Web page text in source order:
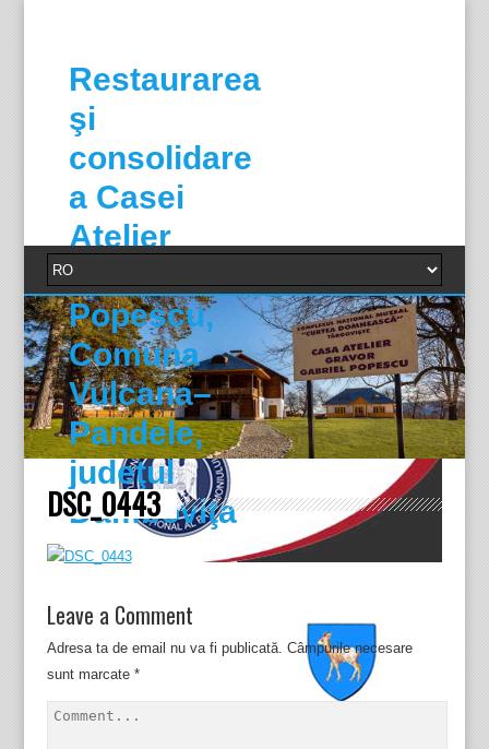
Restaurarea
şi
consolidare
a Casei
Atelier
Gabriel
Popescu,
Comuna
Vulcana–
Pandele,
judeţul
Dâmboviţa
DSC_0443
Leave a Comment
Adresa ta de email nu va fi publicată. Câmpurile necesare
sunt marcate *